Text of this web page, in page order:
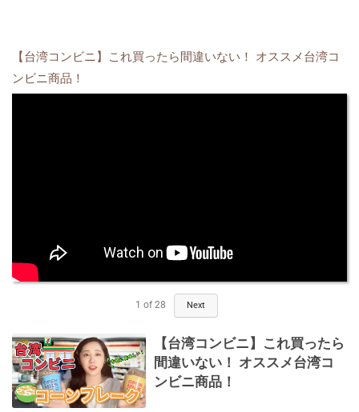
【台湾コンビニ】これ買ったら間違いない！ オススメ台湾コ
ンビニ商品！
1 of 28 Next
【台湾コンビニ】これ買ったら
間違いない！ オススメ台湾コ
ンビニ商品！